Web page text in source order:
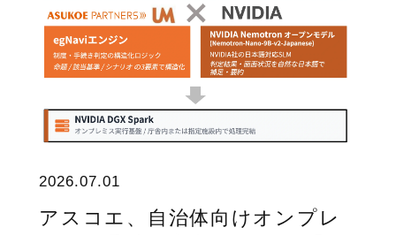
2026.07.01
アスコエ、自治体向けオンプレ